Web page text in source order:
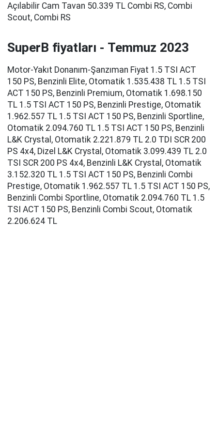
Açılabilir Cam Tavan 50.339 TL Combi RS, Combi
Scout, Combi RS
SuperB fiyatları - Temmuz 2023
Motor-Yakıt Donanım-Şanzıman Fiyat 1.5 TSI ACT
150 PS, Benzinli Elite, Otomatik 1.535.438 TL 1.5 TSI
ACT 150 PS, Benzinli Premium, Otomatik 1.698.150
TL 1.5 TSI ACT 150 PS, Benzinli Prestige, Otomatik
1.962.557 TL 1.5 TSI ACT 150 PS, Benzinli Sportline,
Otomatik 2.094.760 TL 1.5 TSI ACT 150 PS, Benzinli
L&K Crystal, Otomatik 2.221.879 TL 2.0 TDI SCR 200
PS 4x4, Dizel L&K Crystal, Otomatik 3.099.439 TL 2.0
TSI SCR 200 PS 4x4, Benzinli L&K Crystal, Otomatik
3.152.320 TL 1.5 TSI ACT 150 PS, Benzinli Combi
Prestige, Otomatik 1.962.557 TL 1.5 TSI ACT 150 PS,
Benzinli Combi Sportline, Otomatik 2.094.760 TL 1.5
TSI ACT 150 PS, Benzinli Combi Scout, Otomatik
2.206.624 TL